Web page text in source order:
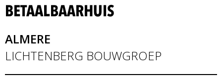
BETAALBAARHUIS
ALMERE
LICHTENBERG BOUWGROEP